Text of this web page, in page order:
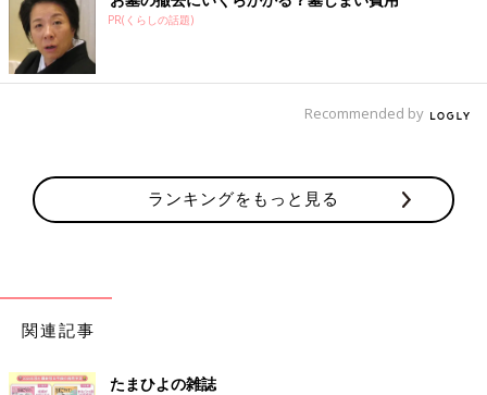
PR(くらしの話題)
Recommended by
ランキングをもっと見る
関連記事
たまひよの雑誌